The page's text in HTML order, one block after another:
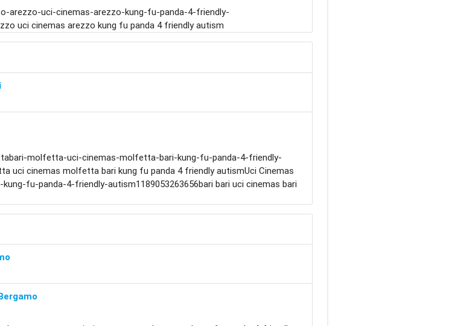
arezzo-uci-cinemas-arezzo-kung-fu-panda-4-friendly-
uci cinemas arezzo kung fu panda 4 friendly autism
molfetta-uci-cinemas-molfetta-bari-kung-fu-panda-4-friendly-
uci cinemas molfetta bari kung fu panda 4 friendly autismUci Cinemas
fu-panda-4-friendly-autism1189053263656bari bari uci cinemas bari